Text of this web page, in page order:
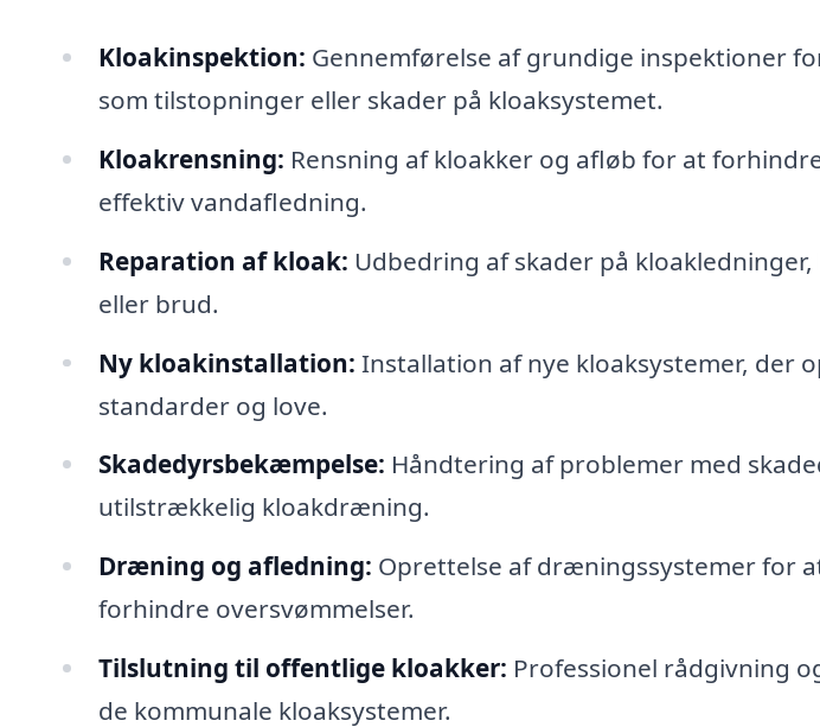
Kloakinspektion: Gennemførelse af grundige inspektioner
som tilstopninger eller skader på kloaksystemet.
Kloakrensning: Rensning af kloakker og afløb for at
effektiv vandafledning.
Reparation af kloak: Udbedring af skader på
eller brud.
Ny kloakinstallation: Installation af nye kloaksystemer, der
standarder og love.
Skadedyrsbekæmpelse: Håndtering af problemer med
utilstrækkelig kloakdræning.
Dræning og afledning: Oprettelse af dræningssystemer for
forhindre oversvømmelser.
Tilslutning til offentlige kloakker: Professionel rådgivning
de kommunale kloaksystemer.